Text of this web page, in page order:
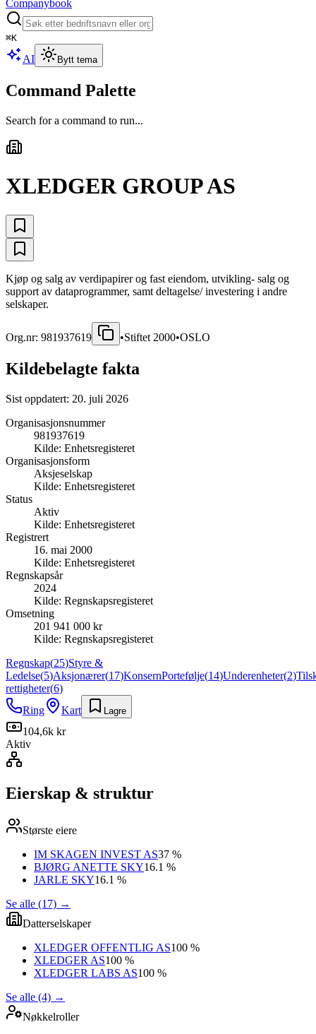
Companybook
⌘K
AI Bytt tema
Command Palette
Search for a command to run...
XLEDGER GROUP AS
Kjøp og salg av verdipapirer og fast eiendom, utvikling- salg og
support av dataprogrammer, samt deltagelse/ investering i andre
selskaper.
Org.nr: 981937619 •Stiftet 2000•OSLO
Kildebelagte fakta
Sist oppdatert: 20. juli 2026
Organisasjonsnummer
981937619
Kilde: Enhetsregisteret
Organisasjonsform
Aksjeselskap
Kilde: Enhetsregisteret
Status
Aktiv
Kilde: Enhetsregisteret
Registrert
16. mai 2000
Kilde: Enhetsregisteret
Regnskapsår
2024
Kilde: Regnskapsregisteret
Omsetning
201 941 000 kr
Kilde: Regnskapsregisteret
Regnskap(25)Styre &
Ledelse(5)Aksjonærer(17)KonsernPortefølje(14)Underenheter(2)
rettigheter(6)
Ring
Kart Lagre
104,6k kr
Aktiv
Eierskap & struktur
Største eiere
IM SKAGEN INVEST AS37 %
BJØRG ANETTE SKY16.1 %
JARLE SKY16.1 %
Se alle (17) →
Datterselskaper
XLEDGER OFFENTLIG AS100 %
XLEDGER AS100 %
XLEDGER LABS AS100 %
Se alle (4) →
Nøkkelroller